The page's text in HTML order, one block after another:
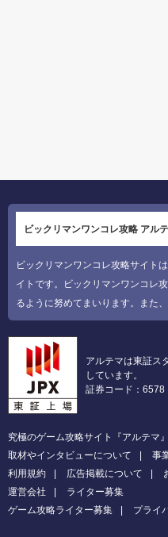
ビックリマンワンコレ攻略 アル
ビックリマンワンコレ攻略サイト
イトです。ビックリマンワンコレ
るように努めてまいります。また
アルテマは東証ス
しています。
証券コード：6578
究極のゲーム攻略サイト『アルテマ』
取材やインタビューについて
事
利用規約
広告掲載について
運営会社
ライター募集
ゲーム攻略ライター募集
プライ